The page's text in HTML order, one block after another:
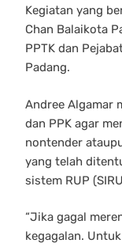
Kegiatan yang
Chan Balaikota
PPTK dan
Padang.
Andree Algamar
dan PPK agar
nontender
yang telah
sistem RUP
“Jika gagal
kegagalan.